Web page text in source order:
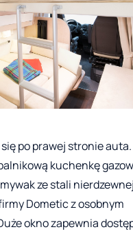
po prawej stronie
kuchenkę
ze stali
Dometic z osobnym
okno zapewnia